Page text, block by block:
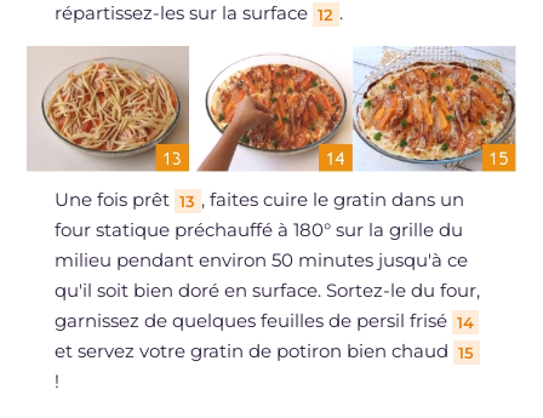
répartissez-les sur la surface 12 .
Une fois prêt 13 , faites cuire le gratin dans un
four statique préchauffé à 180° sur la grille du
milieu pendant environ 50 minutes jusqu'à ce
qu'il soit bien doré en surface. Sortez-le du four,
garnissez de quelques feuilles de persil frisé 14
et servez votre gratin de potiron bien chaud 15
!